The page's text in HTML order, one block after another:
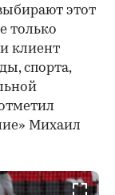
этот
только
клиент
спорта,
Михаил